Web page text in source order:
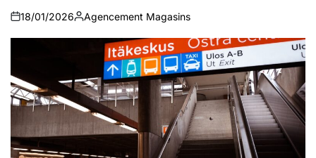
on
18/01/2026
Auteur
Agencement Magasins